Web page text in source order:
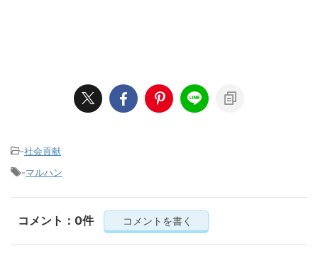
-社会貢献
-マルハン
コメント：0件 コメントを書く